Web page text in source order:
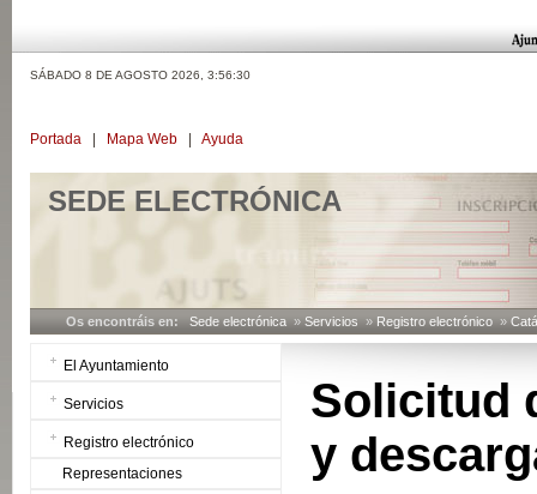
SÁBADO 8 DE AGOSTO 2026, 3:56:31
Portada Mapa Web Ayuda
SEDE ELECTRÓNICA
Os encontráis en: Sede electrónica » Servicios » Registro electrónico »
El Ayuntamiento
Servicios
Registro electrónico
Representaciones
Solicitud
y